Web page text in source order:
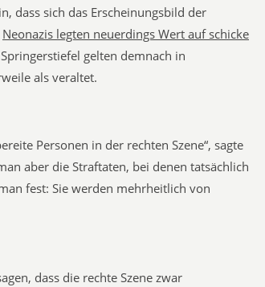
dass sich das Erscheinungsbild der
Neonazis legten neuerdings Wert auf schicke
gelten demnach in
als veraltet.
Personen in der rechten Szene“, sagte
aber die Straftaten, bei denen tatsächlich
fest: Sie werden mehrheitlich von
dass die rechte Szene zwar